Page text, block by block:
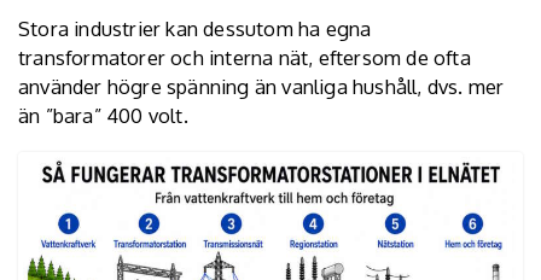
Stora industrier kan dessutom ha egna
transformatorer och interna nät, eftersom de ofta
använder högre spänning än vanliga hushåll, dvs. mer
än ”bara” 400 volt.